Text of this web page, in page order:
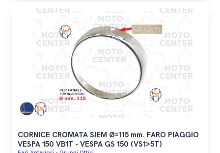
CORNICE CROMATA SIEM Ø=115 mm. FARO PIAGGIO
VESPA 150 VB1T - VESPA GS 150 (VS1>5T)